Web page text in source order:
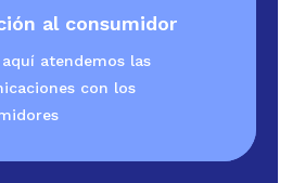
al consumidor
aquí atendemos las
con los